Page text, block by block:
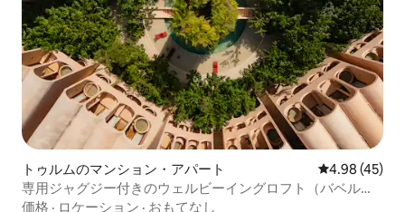
トゥルムのマンション・アパート レビュー45
4.98 (45)
専用ジャグジー付きのウェルビーイングロフト（バベル・
トゥルム）
価格 · ロケーション · おもてなし